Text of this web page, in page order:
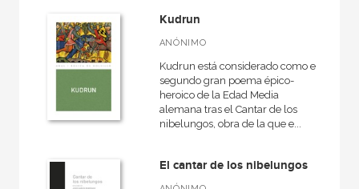
NUESTRAS COLECCIONES
Básica de bolsillo
Básica de Bolsillo  Serie Clásicos de la literatura alemana
Básica de Bolsillo  Serie Clásicos de la literatura italiana
Clásicos latinos medievales y renacentistas
Fundamentos
Kudrun
ANÓNIMO
Kudrun está considerado como el
segundo gran poema épico-
heroico de la Edad Media
alemana tras el Cantar de los
nibelungos, obra de la que e...
El cantar de los nibelungos